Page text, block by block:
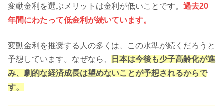
変動金利を選ぶメリットは金利が低いことです。 過去20
年間にわたって低金利が続いています。
変動金利を推奨する人の多くは、この水準が続くだろうと
予想しています。なぜなら、
日本は今後も少子高齢化が進
み、劇的な経済成長は望めないことが予想されるからで
す。